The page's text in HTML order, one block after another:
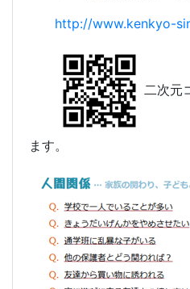
http://www.kenkyo-
二次元
ます。